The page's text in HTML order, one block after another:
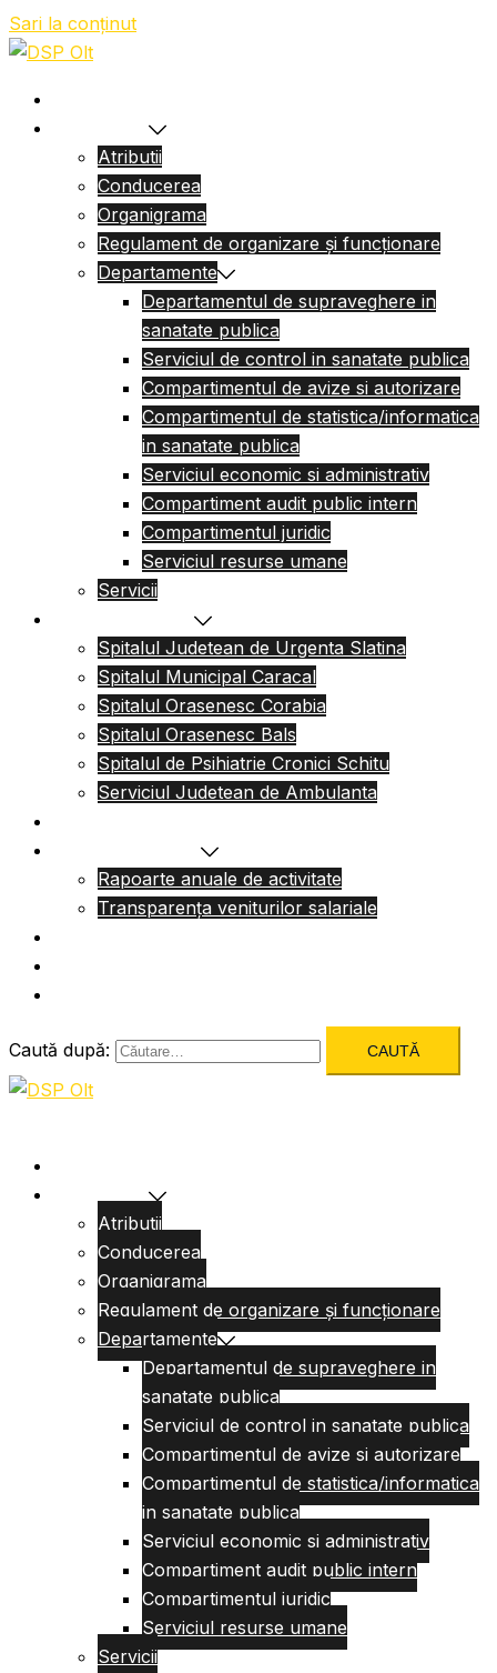
Sari la conținut
Atributii
Conducerea
Organigrama
Regulament de organizare și funcționare
Departamente
Departamentul de supraveghere in
sanatate publica
Serviciul de control in sanatate publica
Compartimentul de avize si autorizare
Compartimentul de statistica/informatica
in sanatate publica
Serviciul economic si administrativ
Compartiment audit public intern
Compartimentul juridic
Serviciul resurse umane
Servicii
Spitalul Judetean de Urgenta Slatina
Spitalul Municipal Caracal
Spitalul Orasenesc Corabia
Spitalul Orasenesc Bals
Spitalul de Psihiatrie Cronici Schitu
Serviciul Judetean de Ambulanta
Rapoarte anuale de activitate
Transparența veniturilor salariale
Caută după:
Atributii
Conducerea
Organigrama
Regulament de organizare și funcționare
Departamente
Departamentul de supraveghere in
sanatate publica
Serviciul de control in sanatate publica
Compartimentul de avize si autorizare
Compartimentul de statistica/informatica
in sanatate publica
Serviciul economic si administrativ
Compartiment audit public intern
Compartimentul juridic
Serviciul resurse umane
Servicii